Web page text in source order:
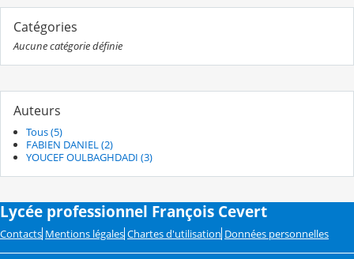
Catégories
Aucune catégorie définie
Auteurs
Tous (5)
FABIEN DANIEL (2)
YOUCEF OULBAGHDADI (3)
Lycée professionnel François Cevert
Contacts Mentions légales Chartes d'utilisation Données personnelles